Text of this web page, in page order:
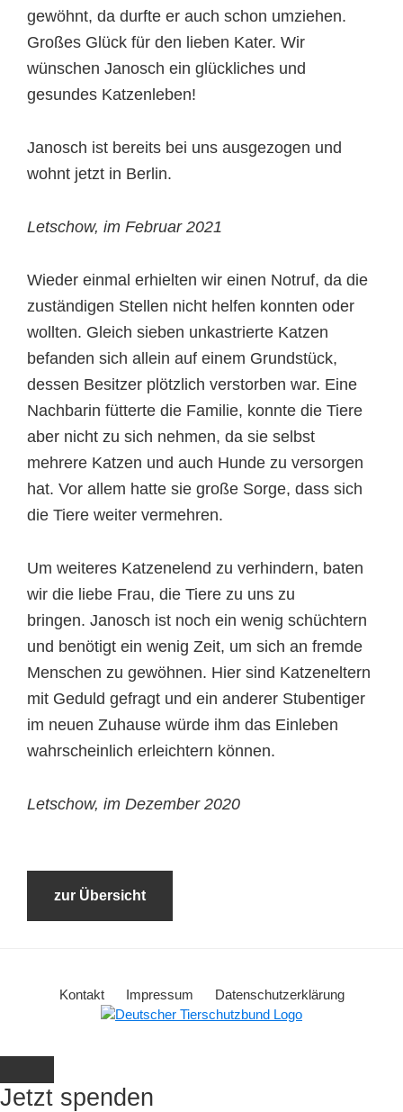
gewöhnt, da durfte er auch schon umziehen.
Großes Glück für den lieben Kater. Wir
wünschen Janosch ein glückliches und
gesundes Katzenleben!
Janosch ist bereits bei uns ausgezogen und
wohnt jetzt in Berlin.
Letschow, im Februar 2021
Wieder einmal erhielten wir einen Notruf, da die
zuständigen Stellen nicht helfen konnten oder
wollten. Gleich sieben unkastrierte Katzen
befanden sich allein auf einem Grundstück,
dessen Besitzer plötzlich verstorben war. Eine
Nachbarin fütterte die Familie, konnte die Tiere
aber nicht zu sich nehmen, da sie selbst
mehrere Katzen und auch Hunde zu versorgen
hat. Vor allem hatte sie große Sorge, dass sich
die Tiere weiter vermehren.
Um weiteres Katzenelend zu verhindern, baten
wir die liebe Frau, die Tiere zu uns zu
bringen. Janosch ist noch ein wenig schüchtern
und benötigt ein wenig Zeit, um sich an fremde
Menschen zu gewöhnen. Hier sind Katzeneltern
mit Geduld gefragt und ein anderer Stubentiger
im neuen Zuhause würde ihm das Einleben
wahrscheinlich erleichtern können.
Letschow, im Dezember 2020
zur Übersicht
Kontakt Impressum Datenschutzerklärung
Jetzt spenden